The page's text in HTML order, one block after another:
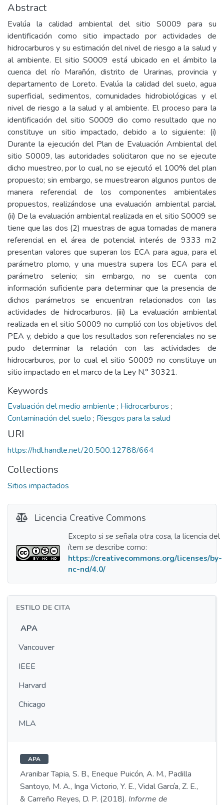
Abstract
Evalúa la calidad ambiental del sitio S0009 para su
identificación como sitio impactado por actividades de
hidrocarburos y su estimación del nivel de riesgo a la salud y
al ambiente. El sitio S0009 está ubicado en el ámbito la
cuenca del río Marañón, distrito de Urarinas, provincia y
departamento de Loreto. Evalúa la calidad del suelo, agua
superficial, sedimentos, comunidades hidrobiológicas y el
nivel de riesgo a la salud y al ambiente. El proceso para la
identificación del sitio S0009 dio como resultado que no
constituye un sitio impactado, debido a lo siguiente: (i)
Durante la ejecución del Plan de Evaluación Ambiental del
sitio S0009, las autoridades solicitaron que no se ejecute
dicho muestreo, por lo cual, no se ejecutó el 100% del plan
propuesto; sin embargo, se muestrearon algunos puntos de
manera referencial de los componentes ambientales
propuestos, realizándose una evaluación ambiental parcial.
(ii) De la evaluación ambiental realizada en el sitio S0009 se
tiene que las dos (2) muestras de agua tomadas de manera
referencial en el área de potencial interés de 9333 m2
presentan valores que superan los ECA para agua, para el
parámetro plomo, y una muestra supera los ECA para el
parámetro selenio; sin embargo, no se cuenta con
información suficiente para determinar que la presencia de
dichos parámetros se encuentran relacionados con las
actividades de hidrocarburos. (iii) La evaluación ambiental
realizada en el sitio S0009 no cumplió con los objetivos del
PEA y, debido a que los resultados son referenciales no se
pudo determinar la relación con las actividades de
hidrocarburos, por lo cual el sitio S0009 no constituye un
sitio impactado en el marco de la Ley N.° 30321.
Keywords
Evaluación del medio ambiente ; Hidrocarburos ;
Contaminación del suelo ; Riesgos para la salud
URI
https://hdl.handle.net/20.500.12788/664
Collections
Sitios impactados
Licencia Creative Commons
Excepto si se señala otra cosa, la licencia del
ítem se describe como:
https://creativecommons.org/licenses/by-
nc-nd/4.0/
ESTILO DE CITA
APA
Vancouver
IEEE
Harvard
Chicago
MLA
APA
Aranibar Tapia, S. B., Eneque Puicón, A. M., Padilla
Santoyo, M. A., Inga Victorio, Y. E., Vidal García, Z. E.,
& Carreño Reyes, D. P. (2018). Informe de